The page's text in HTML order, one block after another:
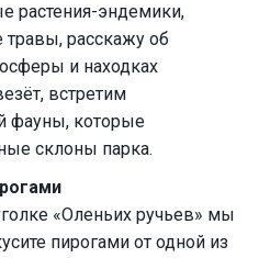
растения-эндемики,
расскажу об
и находках
встретим
фауны, которые
склоны парка.
«Оленьих ручьев» мы
пирогами от одной из